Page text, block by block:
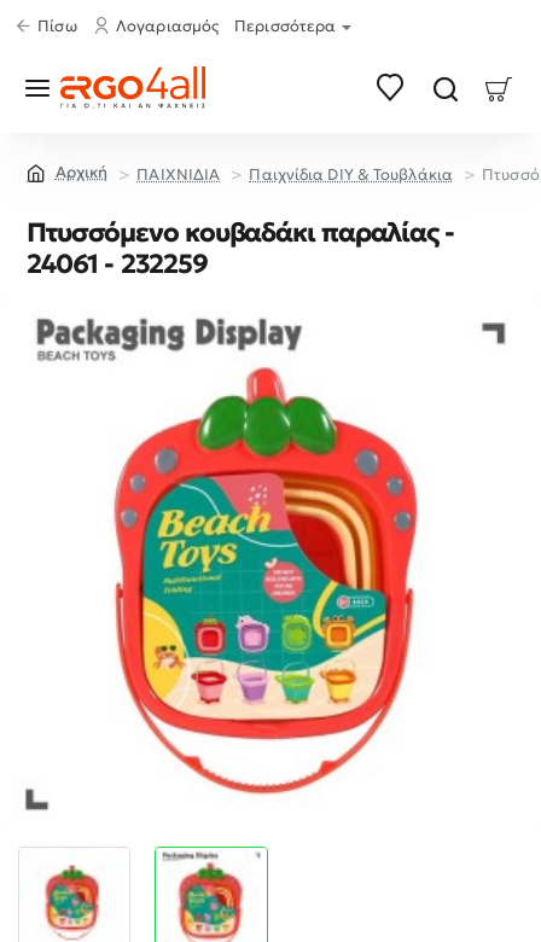
Πίσω Λογαριασμός Περισσότερα
ΠΑΙΧΝΙΔΙΑ Παιχνίδια DIY & Τουβλάκια
Πτυσσόμενο κουβαδάκι παραλίας -
24061 - 232259